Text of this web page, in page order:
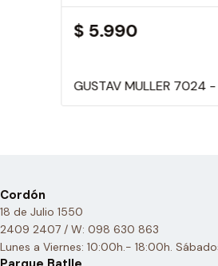
$ 5.990
GUSTAV MULLER 7024
Cordón
18 de Julio 1550
2409 2407 / W: 098 630 863
Lunes a Viernes: 10:00h.- 18:00h.